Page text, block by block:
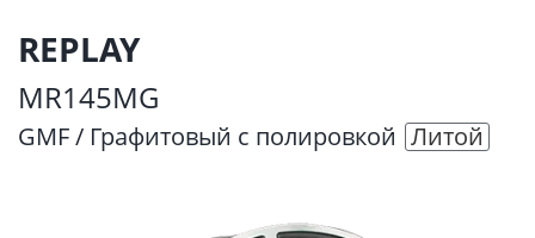
REPLAY
MR145MG
GMF / Графитовый с полировкой Литой